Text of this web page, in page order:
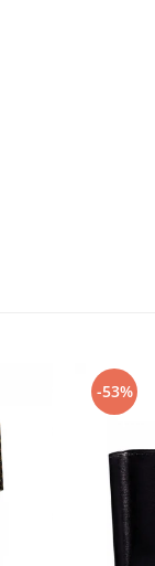
-53%